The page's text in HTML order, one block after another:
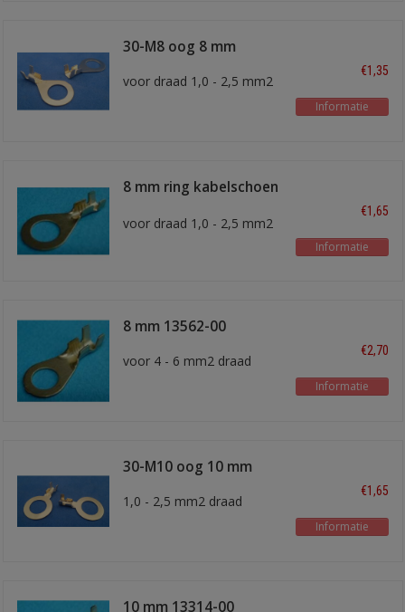
30-M8 oog 8 mm
voor draad 1,0 - 2,5 mm2
€1,35
Informatie
8 mm ring kabelschoen
voor draad 1,0 - 2,5 mm2
€1,65
Informatie
8 mm 13562-00
voor 4 - 6 mm2 draad
€2,70
Informatie
30-M10 oog 10 mm
1,0 - 2,5 mm2 draad
€1,65
Informatie
10 mm 13314-00